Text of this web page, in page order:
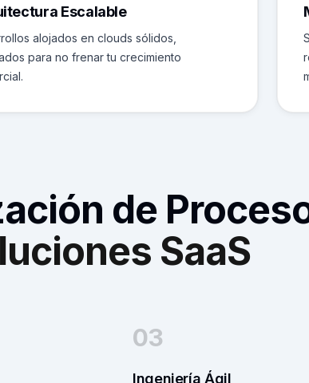
Escalable
alojados en clouds sólidos,
para no frenar tu crecimiento
de
SaaS
03
Ingeniería Ágil